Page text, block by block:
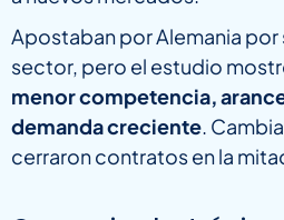
Apostaban por Alemania por
sector, pero el estudio
menor competencia,
demanda creciente.
cerraron contratos en la